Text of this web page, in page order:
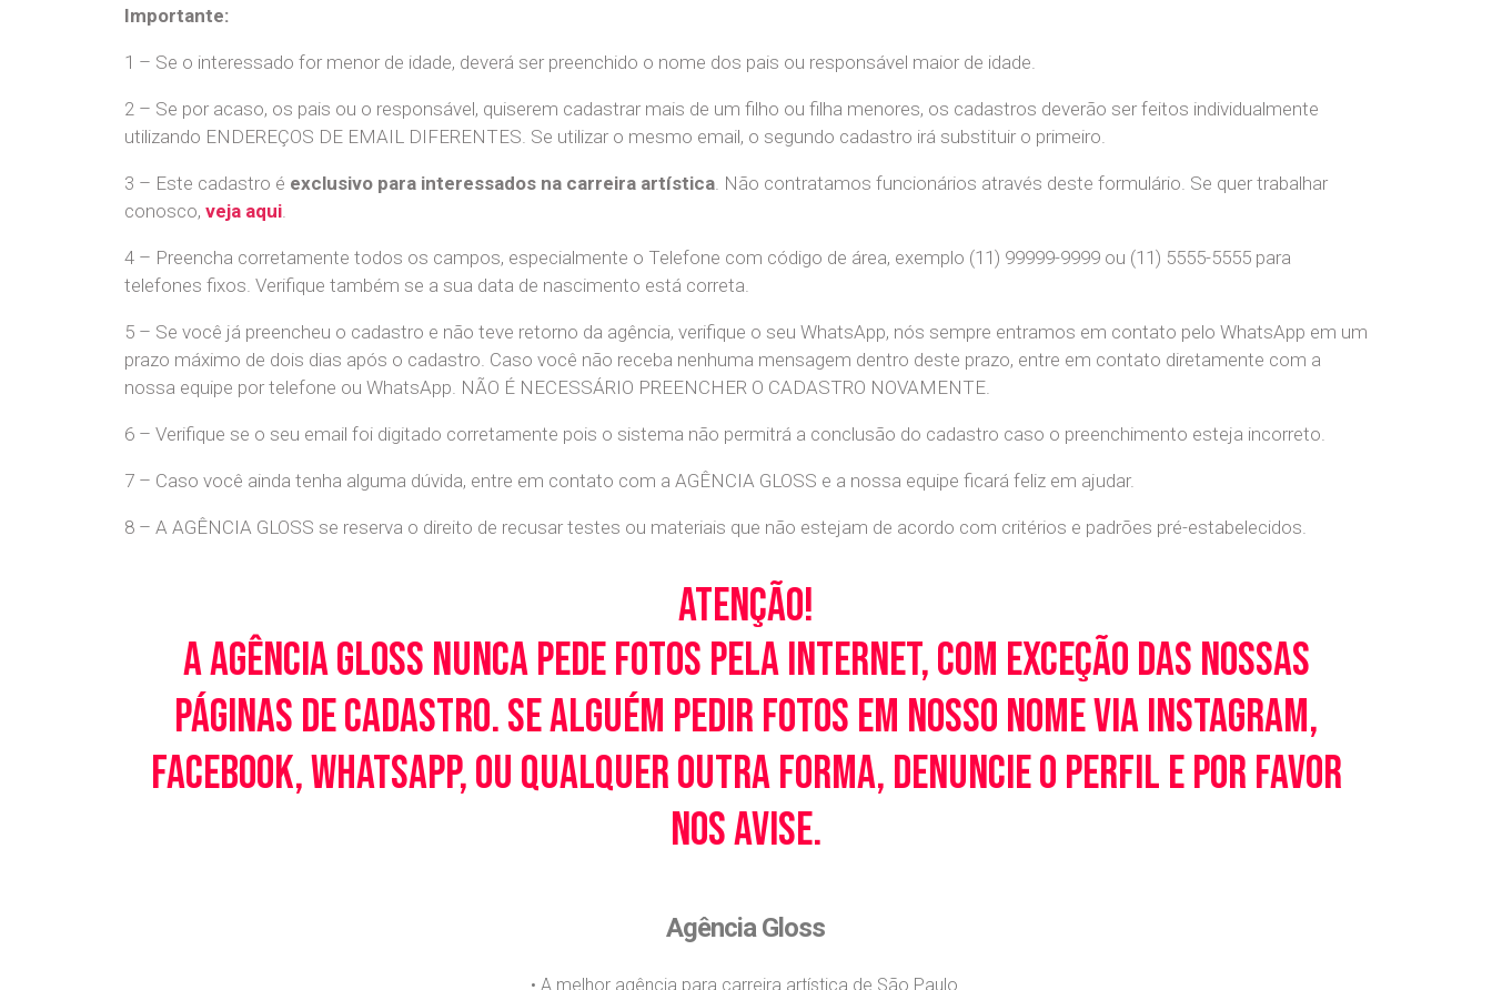
Importante:
1 – Se o interessado for menor de idade, deverá ser preenchido o nome dos pais ou responsável maior de idade.
2 – Se por acaso, os pais ou o responsável, quiserem cadastrar mais de um filho ou filha menores, os cadastros deverão ser feitos individualmente
utilizando ENDEREÇOS DE EMAIL DIFERENTES. Se utilizar o mesmo email, o segundo cadastro irá substituir o primeiro.
3 – Este cadastro é exclusivo para interessados na carreira artística. Não contratamos funcionários através deste formulário. Se quer trabalhar
conosco, veja aqui.
4 – Preencha corretamente todos os campos, especialmente o Telefone com código de área, exemplo (11) 99999-9999 ou (11) 5555-5555 para
telefones fixos. Verifique também se a sua data de nascimento está correta.
5 – Se você já preencheu o cadastro e não teve retorno da agência, verifique o seu WhatsApp, nós sempre entramos em contato pelo WhatsApp em um
prazo máximo de dois dias após o cadastro. Caso você não receba nenhuma mensagem dentro deste prazo, entre em contato diretamente com a
nossa equipe por telefone ou WhatsApp. NÃO É NECESSÁRIO PREENCHER O CADASTRO NOVAMENTE.
6 – Verifique se o seu email foi digitado corretamente pois o sistema não permitrá a conclusão do cadastro caso o preenchimento esteja incorreto.
7 – Caso você ainda tenha alguma dúvida, entre em contato com a AGÊNCIA GLOSS e a nossa equipe ficará feliz em ajudar.
8 – A AGÊNCIA GLOSS se reserva o direito de recusar testes ou materiais que não estejam de acordo com critérios e padrões pré-estabelecidos.
Atenção!
A Agência Gloss nunca pede fotos pela Internet, com exceção das nossas
páginas de cadastro. Se alguém pedir fotos em nosso nome via Instagram,
Facebook, WhatsApp, ou qualquer outra forma, denuncie o perfil e por favor
nos avise.
Agência Gloss
• A melhor agência para carreira artística de São Paulo.